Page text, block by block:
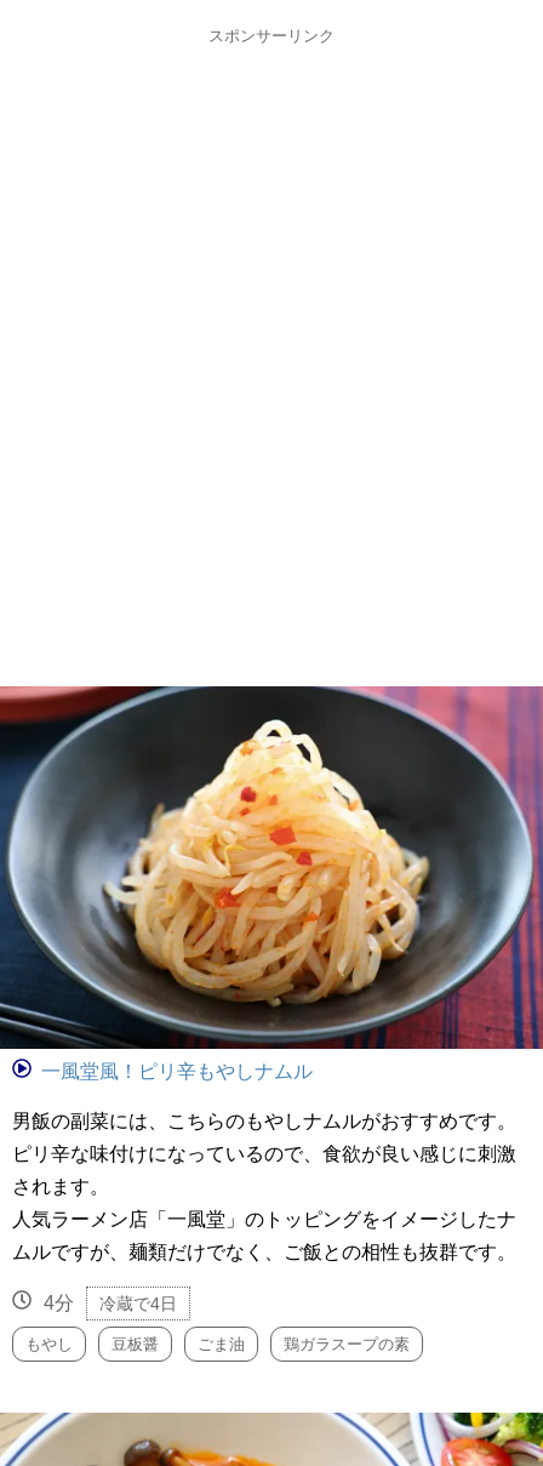
スポンサーリンク
一風堂風！ピリ辛もやしナムル
男飯の副菜には、こちらのもやしナムルがおすすめです。
ピリ辛な味付けになっているので、食欲が良い感じに刺激
されます。
人気ラーメン店「一風堂」のトッピングをイメージしたナ
ムルですが、麺類だけでなく、ご飯との相性も抜群です。
4分 冷蔵で4日
もやし 豆板醤 ごま油 鶏ガラスープの素